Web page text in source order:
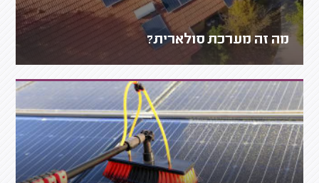
מה זה מערכת סולארית?